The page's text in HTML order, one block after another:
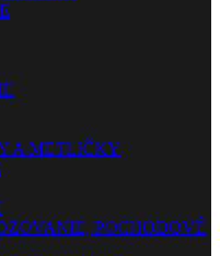
A METLIČKY
POCHODOVÉ